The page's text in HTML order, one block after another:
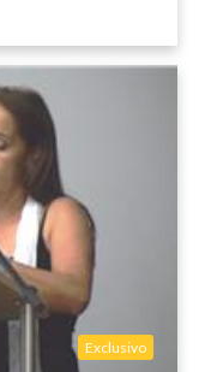
Exclusivo